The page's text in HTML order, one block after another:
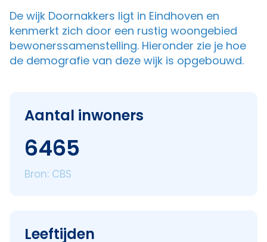
De wijk Doornakkers ligt in Eindhoven en
kenmerkt zich door een rustig woongebied
bewonerssamenstelling. Hieronder zie je hoe
de demografie van deze wijk is opgebouwd.
Aantal inwoners
6465
Bron: CBS
Leeftijden